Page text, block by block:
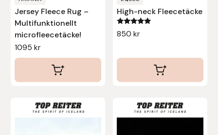
Jersey Fleece Rug –
Multifunktionellt
microfleecetäcke!
1095kr
High-neck Fleecetäcke
Betygsatt
5.00
850 kr
här